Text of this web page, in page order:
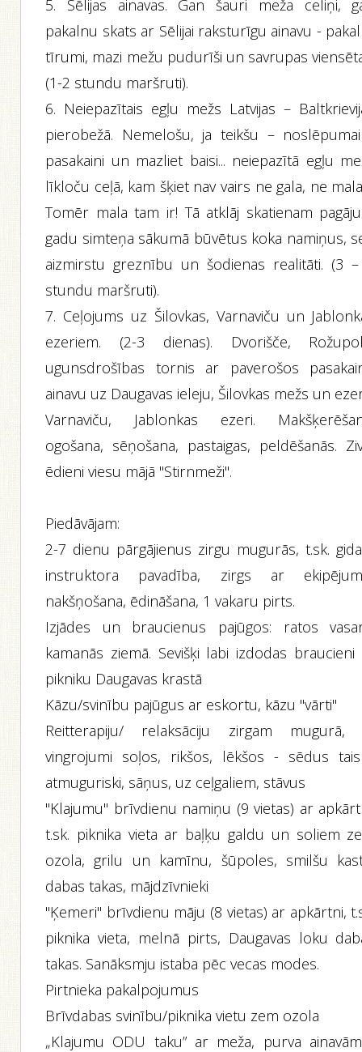
5. Sēlijas ainavas. Gan šauri meža celiņi,
pakalnu skats ar Sēlijai raksturīgu ainavu -
tīrumi, mazi mežu pudurīši un savrupas
(1-2 stundu maršruti).
6. Neiepazītais egļu mežs Latvijas –
pierobežā. Nemelošu, ja teikšu –
pasakaini un mazliet baisi... neiepazītā egļu
līkloču ceļā, kam šķiet nav vairs ne gala, ne
Tomēr mala tam ir! Tā atklāj skatienam
gadu simteņa sākumā būvētus koka namiņus,
aizmirstu greznību un šodienas realitāti. (3
stundu maršruti).
7. Ceļojums uz Šilovkas, Varnaviču un
ezeriem. (2-3 dienas). Dvorišče,
ugunsdrošības tornis ar paverošos
ainavu uz Daugavas ieleju, Šilovkas mežs un
Varnaviču, Jablonkas ezeri.
ogošana, sēņošana, pastaigas, peldēšanās.
ēdieni viesu mājā "Stirnmeži".
Piedāvājam:
2-7 dienu pārgājienus zirgu mugurās, t.sk.
instruktora pavadība, zirgs ar
nakšņošana, ēdināšana, 1 vakaru pirts.
Izjādes un braucienus pajūgos: ratos
kamanās ziemā. Sevišķi labi izdodas braucieni
pikniku Daugavas krastā
Kāzu/svinību pajūgus ar eskortu, kāzu "vārti"
Reitterapiju/ relaksāciju zirgam mugurā,
vingrojumi soļos, rikšos, lēkšos - sēdus
atmuguriski, sāņus, uz ceļgaliem, stāvus
"Klajumu" brīvdienu namiņu (9 vietas) ar
t.sk. piknika vieta ar baļķu galdu un soliem
ozola, grilu un kamīnu, šūpoles, smilšu
dabas takas, mājdzīvnieki
"Ķemeri" brīvdienu māju (8 vietas) ar apkārtni,
piknika vieta, melnā pirts, Daugavas loku
takas. Sanāksmju istaba pēc vecas modes.
Pirtnieka pakalpojumus
Brīvdabas svinību/piknika vietu zem ozola
„Klajumu ODU taku” ar meža, purva